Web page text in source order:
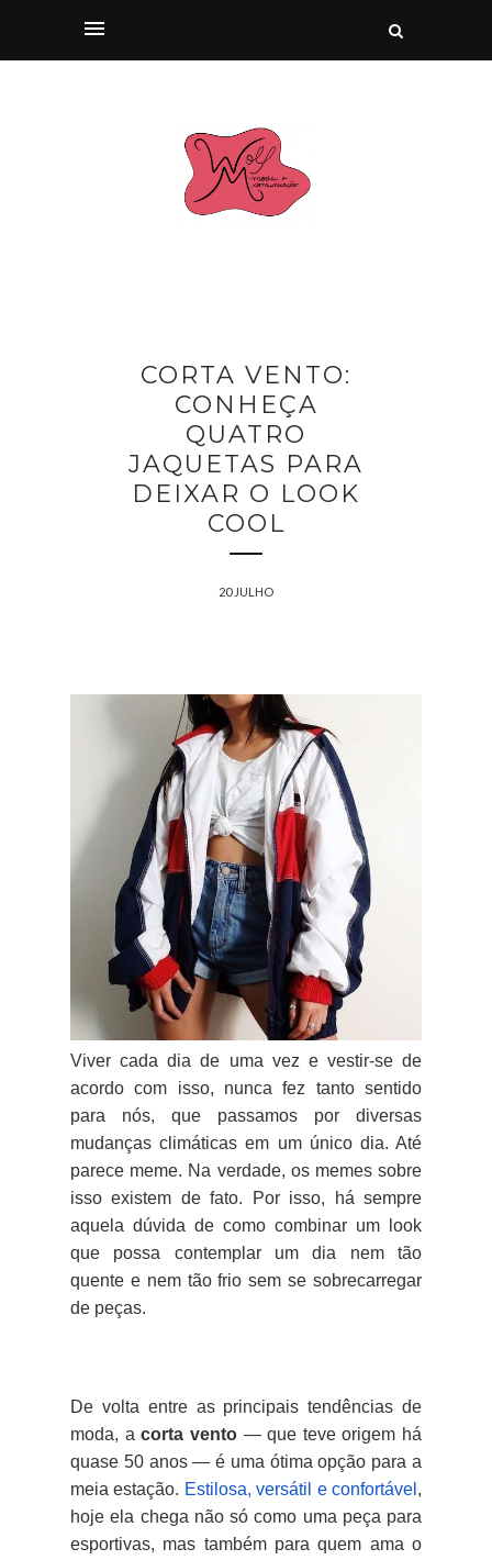
CORTA VENTO:
CONHEÇA
QUATRO
JAQUETAS PARA
DEIXAR O LOOK
COOL
20 JULHO
Viver cada dia de uma vez e vestir-se de
acordo com isso, nunca fez tanto sentido
para nós, que passamos por diversas
mudanças climáticas em um único dia. Até
parece meme. Na verdade, os memes sobre
isso existem de fato. Por isso, há sempre
aquela dúvida de como combinar um look
que possa contemplar um dia nem tão
quente e nem tão frio sem se sobrecarregar
de peças.
De volta entre as principais tendências de
moda, acorta vento — que teve origem há
quase 50 anos — é uma ótima opção para a
meia estação. Estilosa, versátil e confortável ,
hoje ela chega não só como uma peça para
esportivas, mas também para quem ama o